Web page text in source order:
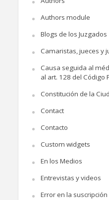
Authors module
Blogs de los Juzgados
Camaristas, jueces y
Causa seguida al
al art. 128 del Código
Constitución de la
Contact
Contacto
Custom widgets
En los Medios
Entrevistas y videos
Error en la suscripción